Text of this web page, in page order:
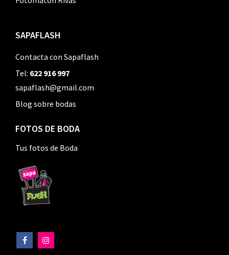
SAPAFLASH
Contacta con Sapaflash
Tel: 622 916 997
sapaflash@gmail.com
Blog sobre bodas
FOTOS DE BODA
Tus fotos de Boda